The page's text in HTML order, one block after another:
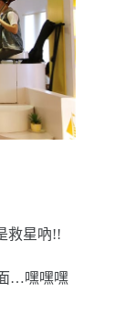
救星吶!!
…嘿嘿嘿